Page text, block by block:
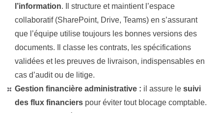
l’information. Il structure et maintient l’espace
collaboratif (SharePoint, Drive, Teams) en s’assurant
que l’équipe utilise toujours les bonnes versions des
documents. Il classe les contrats, les spécifications
validées et les preuves de livraison, indispensables en
cas d’audit ou de litige.
Gestion financière administrative : il assure le suivi
des flux financiers pour éviter tout blocage comptable.